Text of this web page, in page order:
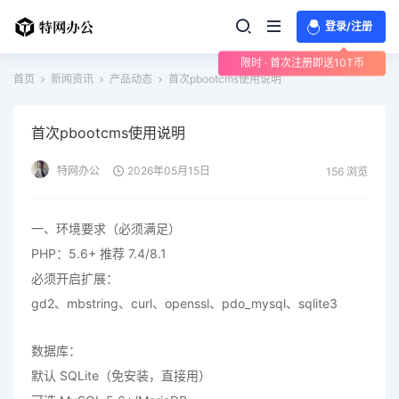
登录/注册
限时 · 首次注册即送10T币
首页
新闻资讯 产品动态 首次pbootcms使用说明
首次pbootcms使用说明
特网办公 2026年05月15日 156 浏览
一、环境要求（必须满足）
PHP：5.6+ 推荐 7.4/8.1
必须开启扩展：
gd2、mbstring、curl、openssl、pdo_mysql、sqlite3
数据库：
默认 SQLite（免安装，直接用）